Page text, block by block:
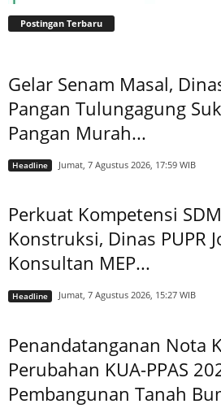
Postingan Terbaru
Gelar Senam Masal,
Pangan Tulungagung
Pangan Murah...
Headline Jumat, 7 Agustus 2026, 17:59 WIB
Perkuat Kompetensi
Konstruksi, Dinas PUPR
Konsultan MEP...
Headline Jumat, 7 Agustus 2026, 15:27 WIB
Penandatanganan Nota
Perubahan KUA-PPAS
Pembangunan Tanah